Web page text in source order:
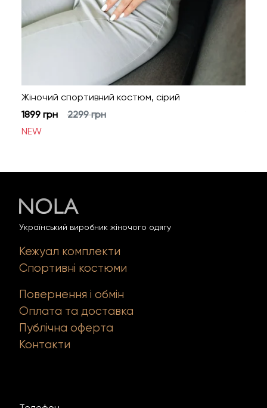
Жіночий спортивний костюм, сірий
1899 грн 2299грн
NEW
Український виробник жіночого одягу
Кежуал комплекти
Спортивні костюми
Повернення і обмін
Оплата та доставка
Публічна оферта
Контакти